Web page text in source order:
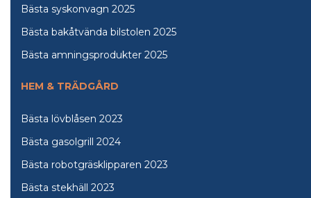
Bästa syskonvagn 2025
Bästa bakåtvända bilstolen 2025
Bästa amningsprodukter 2025
HEM & TRÄDGÅRD
Bästa lövblåsen 2023
Bästa gasolgrill 2024
Bästa robotgräsklipparen 2023
Bästa stekhäll 2023